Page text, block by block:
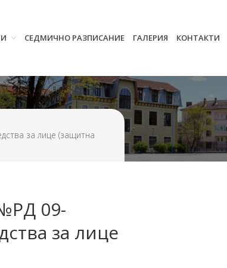
Начало
Нормативна уредба
Прием
Проекти и дейности
Седмично разписание
СЕДМИЧНО РАЗПИСАНИЕ ГАЛЕРИЯ КОНТАКТИ
за лице (защитна
09-
за лице